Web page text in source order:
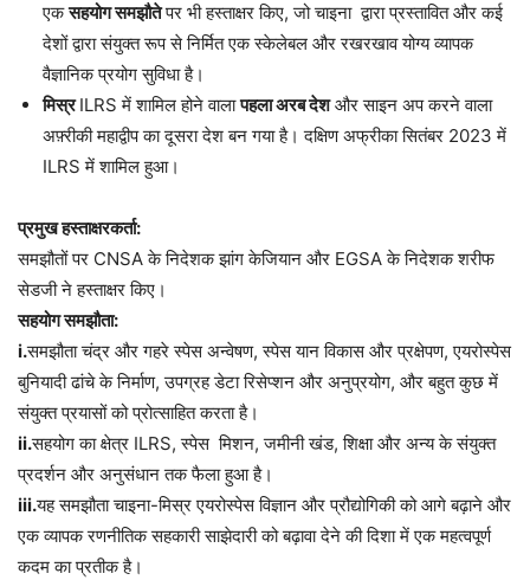
एकसहयोग समझौतेपर भी हस्ताक्षर किए, जो चाइना द्वारा प्रस्तावित और कई
देशों द्वारा संयुक्त रूप से निर्मित एक स्केलेबल और रखरखाव योग्य व्यापक
वैज्ञानिक प्रयोग सुविधा है।
मिस्र ILRS में शामिल होने वालापहला अरब देशऔर साइन अप करने वाला
अफ़्रीकी महाद्वीप का दूसरा देश बन गया है। दक्षिण अफ्रीका सितंबर 2023 में
ILRS में शामिल हुआ।
प्रमुख हस्ताक्षरकर्ता:
समझौतों पर CNSA के निदेशक झांग केजियान और EGSA के निदेशक शरीफ
सेडजी ने हस्ताक्षर किए।
सहयोग समझौता:
i.समझौता चंद्र और गहरे स्पेस अन्वेषण, स्पेस यान विकास और प्रक्षेपण, एयरोस्पेस
बुनियादी ढांचे के निर्माण, उपग्रह डेटा रिसेप्शन और अनुप्रयोग, और बहुत कुछ में
संयुक्त प्रयासों को प्रोत्साहित करता है।
ii.सहयोग का क्षेत्र ILRS, स्पेस मिशन, जमीनी खंड, शिक्षा और अन्य के संयुक्त
प्रदर्शन और अनुसंधान तक फैला हुआ है।
iii.यह समझौता चाइना-मिस्र एयरोस्पेस विज्ञान और प्रौद्योगिकी को आगे बढ़ाने और
एक व्यापक रणनीतिक सहकारी साझेदारी को बढ़ावा देने की दिशा में एक महत्वपूर्ण
कदम का प्रतीक है।